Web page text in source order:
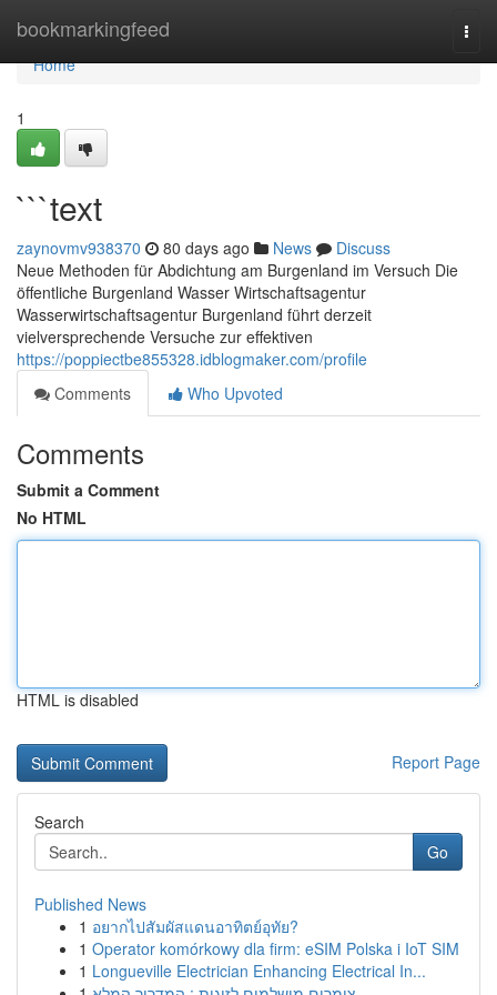
bookmarkingfeed
Home
Home
1
```text
zaynovmv938370 80 days ago News
Discuss
Neue Methoden für Abdichtung am Burgenland im Versuch Die
öffentliche Burgenland Wasser Wirtschaftsagentur
Wasserwirtschaftsagentur Burgenland führt derzeit
vielversprechende Versuche zur effektiven
https://poppiectbe855328.idblogmaker.com/profile
Comments
Who Upvoted
Comments
Submit a Comment
No HTML
HTML is disabled
Report Page
Search
Go
Published News
1 อยากไปสัมผัสแดนอาทิตย์อุทัย?
1 Operator komórkowy dla firm: eSIM Polska i IoT SIM
1 Longueville Electrician Enhancing Electrical In...